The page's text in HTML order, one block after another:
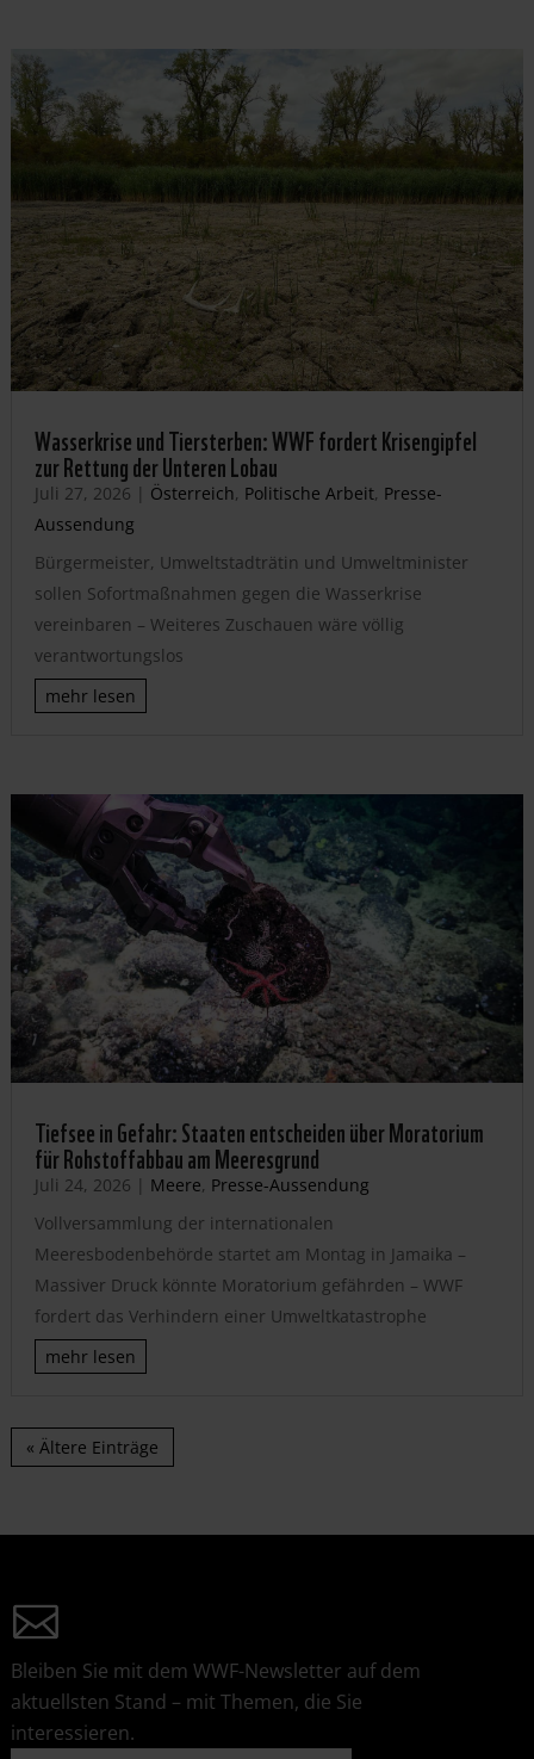
Wasserkrise und Tiersterben: WWF fordert Krisengipfel
zur Rettung der Unteren Lobau
Juli 27, 2026 | Österreich, Politische Arbeit, Presse-
Aussendung
Bürgermeister, Umweltstadträtin und Umweltminister
sollen Sofortmaßnahmen gegen die Wasserkrise
vereinbaren – Weiteres Zuschauen wäre völlig
verantwortungslos
mehr lesen
Tiefsee in Gefahr: Staaten entscheiden über Moratorium
für Rohstoffabbau am Meeresgrund
Juli 24, 2026 | Meere, Presse-Aussendung
Vollversammlung der internationalen
Meeresbodenbehörde startet am Montag in Jamaika –
Massiver Druck könnte Moratorium gefährden – WWF
fordert das Verhindern einer Umweltkatastrophe
mehr lesen
« Ältere Einträge
Bleiben Sie mit dem WWF-Newsletter auf dem
aktuellsten Stand – mit Themen, die Sie
interessieren.